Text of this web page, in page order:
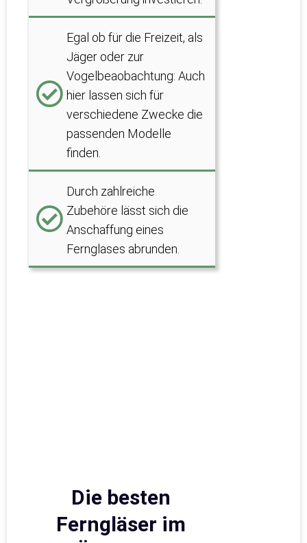
Egal ob für die Freizeit, als
Jäger oder zur
Vogelbeaobachtung: Auch
hier lassen sich für
verschiedene Zwecke die
passenden Modelle
finden.
Durch zahlreiche
Zubehöre lässt sich die
Anschaffung eines
Fernglases abrunden.
Die besten
Ferngläser im